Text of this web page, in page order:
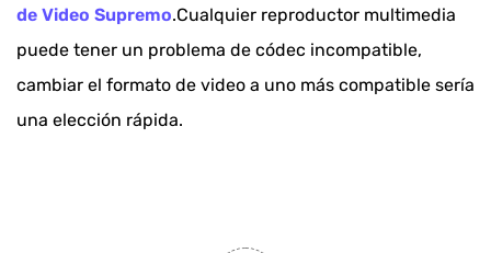
de Video Supremo.Cualquier reproductor multimedia
puede tener un problema de códec incompatible,
cambiar el formato de video a uno más compatible sería
una elección rápida.